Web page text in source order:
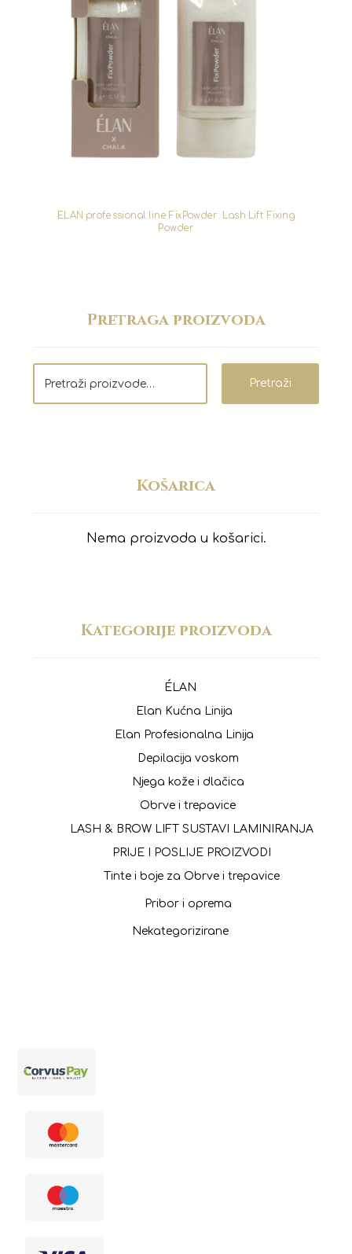
ELAN professional line FixPowder: Lash Lift Fixing
Powder
Pretraga proizvoda
Pretraži
Košarica
Nema proizvoda u košarici.
Kategorije proizvoda
ÉLAN
Elan Kućna Linija
Elan Profesionalna Linija
Depilacija voskom
Njega kože i dlačica
Obrve i trepavice
LASH & BROW LIFT SUSTAVI LAMINIRANJA
PRIJE I POSLIJE PROIZVODI
Tinte i boje za Obrve i trepavice
Pribor i oprema
Nekategorizirane